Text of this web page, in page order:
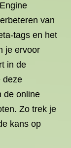
van
tags en het
je ervoor
in de
deze
de online
Zo trek je
kans op